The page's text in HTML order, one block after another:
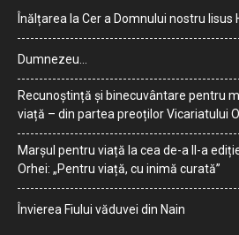
Înălțarea la Cer a Domnului nostru Iisus
Dumnezeu…
Recunoștință și binecuvântare pentru
viață – din partea preoților Vicariatului
Marșul pentru viață la cea de-a II-a
Orhei: „Pentru viață, cu inimă curată”
Învierea Fiului văduvei din Nain